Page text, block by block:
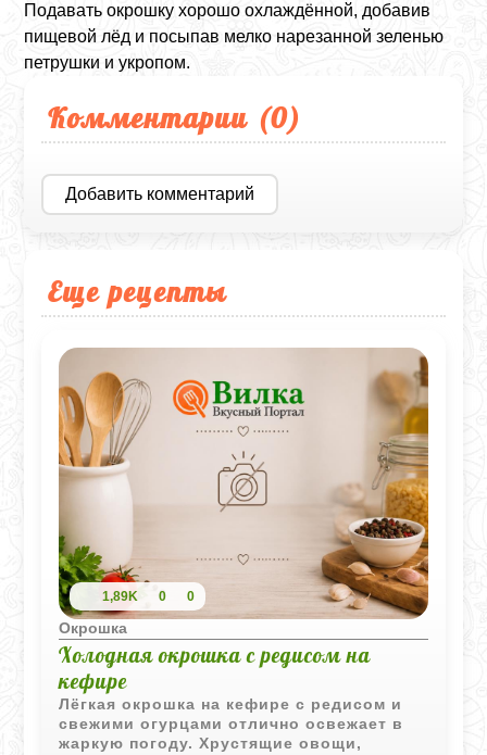
Подавать окрошку хорошо охлаждённой, добавив
пищевой лёд и посыпав мелко нарезанной зеленью
петрушки и укропом.
Комментарии (0)
Добавить комментарий
Еще рецепты
1,89K 0 0
Окрошка
Холодная окрошка с редисом на
кефире
Лёгкая окрошка на кефире с редисом и
свежими огурцами отлично освежает в
жаркую погоду. Хрустящие овощи,